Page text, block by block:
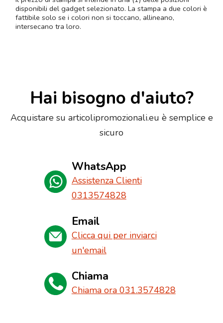
disponibili del gadget selezionato. La stampa a due colori è
fattibile solo se i colori non si toccano, allineano,
intersecano tra loro.
Hai bisogno d'aiuto?
Acquistare su articolipromozionali.eu è semplice e
sicuro
WhatsApp
Assistenza Clienti
0313574828
Email
Clicca qui per inviarci
un'email
Chiama
Chiama ora 031.3574828